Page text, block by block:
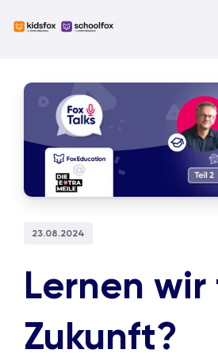
View
Larger
Image
23.08.2024
Lernen
Zukunft?